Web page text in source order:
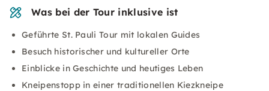
Was bei der Tour inklusive ist
Geführte St. Pauli Tour mit lokalen Guides
Besuch historischer und kultureller Orte
Einblicke in Geschichte und heutiges Leben
Kneipenstopp in einer traditionellen Kiezkneipe